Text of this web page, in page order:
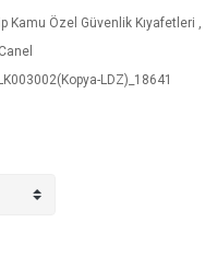
Kamu Özel Güvenlik Kıyafetleri ,
LDZ)_18641